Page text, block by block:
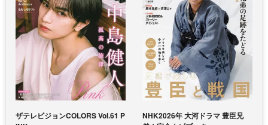
ザテレビジョンCOLORS Vol.61 P
NHK2026年 大河ドラマ 豊臣兄